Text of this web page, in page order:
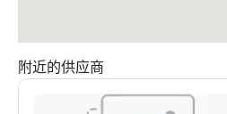
附近的供应商